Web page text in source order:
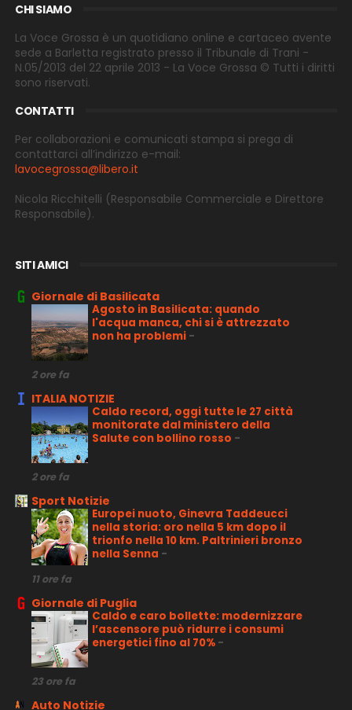
CHI SIAMO
La Voce Grossa è un quotidiano online e cartaceo avente
sede a Barletta registrato presso il Tribunale di Trani -
N.05/2013 del 22 aprile 2013 - La Voce Grossa © Tutti i diritti
sono riservati.
CONTATTI
Per collaborazioni e comunicati stampa si prega di
contattarci all’indirizzo e-mail:
lavocegrossa@libero.it
Nicola Ricchitelli (Responsabile Commerciale e Direttore
Responsabile).
SITI AMICI
Giornale di Basilicata
Agosto in Basilicata: quando
l'acqua manca, chi si è attrezzato
non ha problemi -
2 ore fa
ITALIA NOTIZIE
Caldo record, oggi tutte le 27 città
monitorate dal ministero della
Salute con bollino rosso -
2 ore fa
Sport Notizie
Europei nuoto, Ginevra Taddeucci
nella storia: oro nella 5 km dopo il
trionfo nella 10 km. Paltrinieri bronzo
nella Senna -
11 ore fa
Giornale di Puglia
Caldo e caro bollette: modernizzare
l’ascensore può ridurre i consumi
energetici fino al 70% -
23 ore fa
Auto Notizie